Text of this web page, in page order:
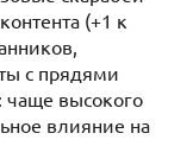
(+1 к
с прядями
чаще высокого
влияние на